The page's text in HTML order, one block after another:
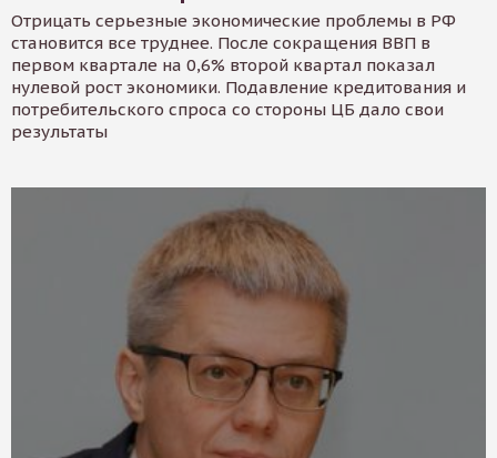
Отрицать серьезные экономические проблемы в РФ
становится все труднее. После сокращения ВВП в
первом квартале на 0,6% второй квартал показал
нулевой рост экономики. Подавление кредитования и
потребительского спроса со стороны ЦБ дало свои
результаты